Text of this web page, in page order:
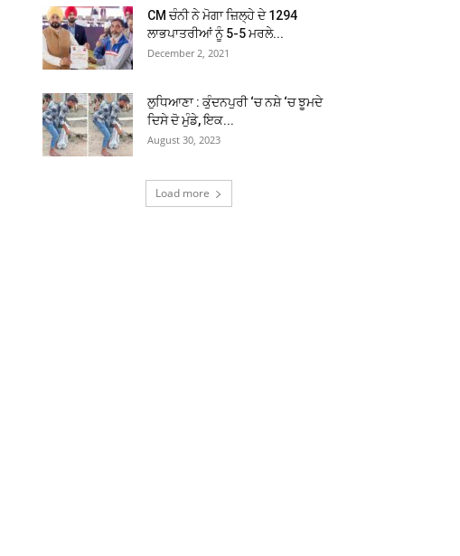
CM ਚੰਨੀ ਨੇ ਮੋਗਾ ਜ਼ਿਲ੍ਹੇ ਦੇ 1294
ਲਾਭਪਾਤਰੀਆਂ ਨੂੰ 5-5 ਮਰਲੇ...
December 2, 2021
ਲੁਧਿਆਣਾ : ਕੁੰਦਨਪੁਰੀ ‘ਚ ਨਸ਼ੇ ‘ਚ ਝੂਮਦੇ
ਦਿਸੇ ਦੋ ਮੁੰਡੇ, ਇਕ...
August 30, 2023
Load more